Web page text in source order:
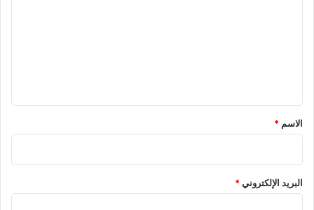
*
الاسم *
البريد الإلكتروني*